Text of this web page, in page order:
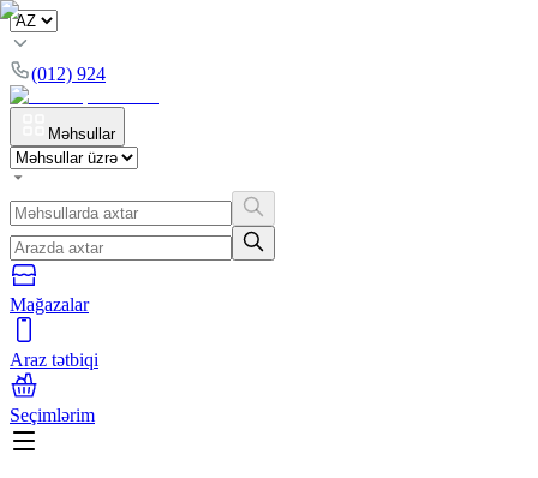
(012) 924
Məhsullar
Mağazalar
Araz tətbiqi
Seçimlərim